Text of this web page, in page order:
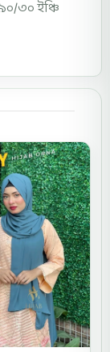
৩০ ইঞ্চি